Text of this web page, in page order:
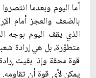
أما اليوم وبعدما
بالضعف والعجز أمام
الذي يقف اليوم بوجه
متطوّرة، بل هي إرادة
قوة محقة وإذا بقيت
يمكن لأي قوة أن